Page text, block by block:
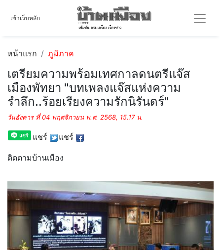
เข้าเว็บหลัก
หน้าแรก ภูมิภาค
เตรียมความพร้อมเทศกาลดนตรีแจ๊ส
เมืองพัทยา "บทเพลงแจ๊สแห่งความ
รำลึก..ร้อยเรียงความรักนิรันดร์"
วันอังคาร ที่ 04 พฤศจิกายน พ.ศ. 2568, 15.17 น.
แชร์ แชร์
ติดตามบ้านเมือง